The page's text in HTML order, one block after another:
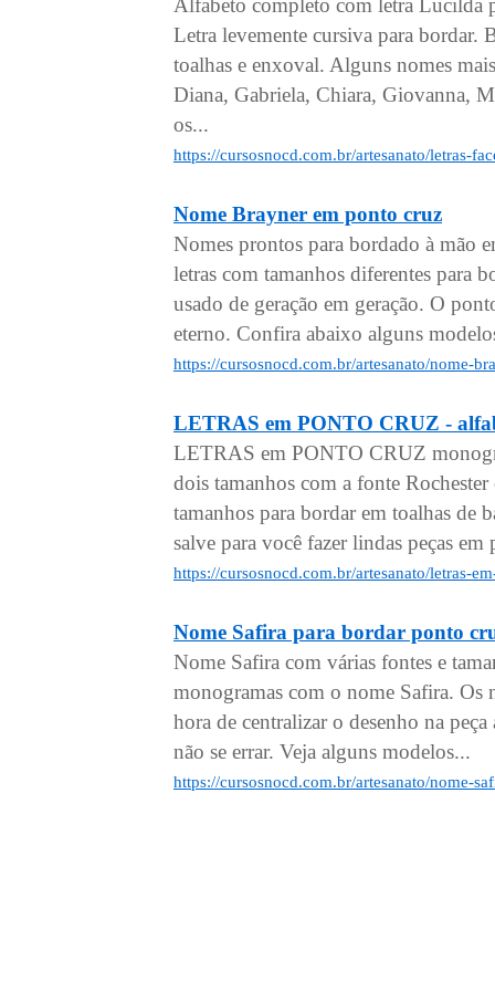
Alfabeto completo com letra Lucilda
Letra levemente cursiva para bordar.
toalhas e enxoval. Alguns nomes
Diana, Gabriela, Chiara, Giovanna,
os...
https://cursosnocd.com.br/artesanato/letras-
Nome Brayner em ponto cruz
Nomes prontos para bordado à mão
letras com tamanhos diferentes para
usado de geração em geração. O
eterno. Confira abaixo alguns
https://cursosnocd.com.br/artesanato/nome-
LETRAS em PONTO CRUZ -
LETRAS em PONTO CRUZ
dois tamanhos com a fonte
tamanhos para bordar em toalhas de
salve para você fazer lindas peças
https://cursosnocd.com.br/artesanato/letras-
Nome Safira para bordar ponto
Nome Safira com várias fontes e
monogramas com o nome Safira.
hora de centralizar o desenho na
não se errar. Veja alguns modelos...
https://cursosnocd.com.br/artesanato/nome-